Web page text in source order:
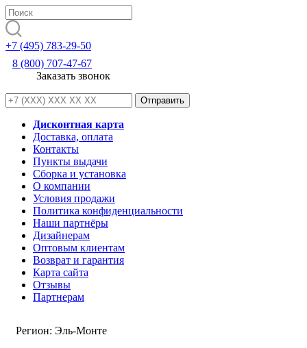
+7 (495) 783-29-50
8 (800) 707-47-67
Заказать звонок
Дисконтная карта
Доставка, оплата
Контакты
Пункты выдачи
Сборка и установка
О компании
Условия продажи
Политика конфиденциальности
Наши партнёры
Дизайнерам
Оптовым клиентам
Возврат и гарантия
Карта сайта
Отзывы
Партнерам
Регион: Эль-Монте